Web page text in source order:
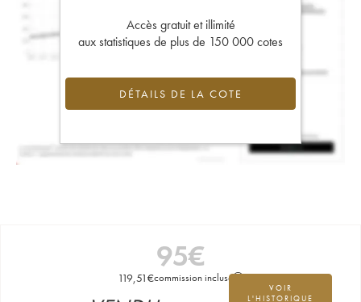
Accès gratuit et illimité
aux statistiques de plus de 150 000 cotes
DÉTAILS DE LA COTE
95€
119,51€commission incluse
VOIR
L'HISTORIQUE